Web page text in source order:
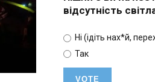
відсутність
Ні (ідіть нах*й,
Так